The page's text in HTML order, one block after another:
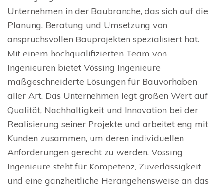
Unternehmen in der Baubranche, das sich auf die
Planung, Beratung und Umsetzung von
anspruchsvollen Bauprojekten spezialisiert hat.
Mit einem hochqualifizierten Team von
Ingenieuren bietet Vössing Ingenieure
maßgeschneiderte Lösungen für Bauvorhaben
aller Art. Das Unternehmen legt großen Wert auf
Qualität, Nachhaltigkeit und Innovation bei der
Realisierung seiner Projekte und arbeitet eng mit
Kunden zusammen, um deren individuellen
Anforderungen gerecht zu werden. Vössing
Ingenieure steht für Kompetenz, Zuverlässigkeit
und eine ganzheitliche Herangehensweise an das